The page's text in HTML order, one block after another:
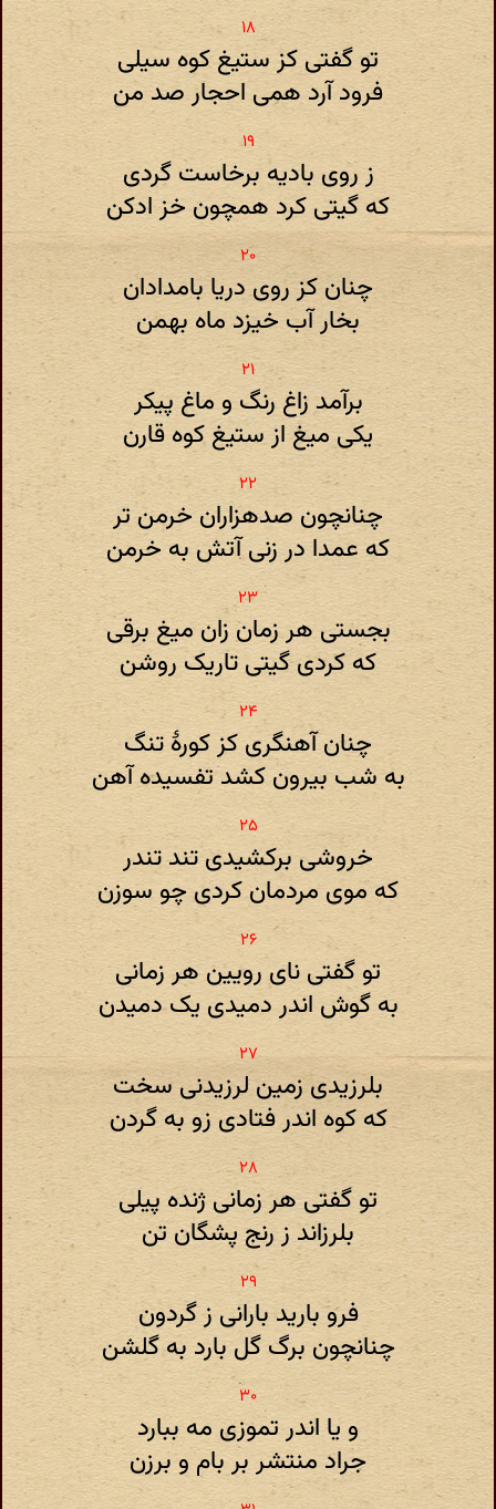
تو گفتی کز ستیغ کوه سیلی
فرود آرد همی احجار صد من
ز روی بادیه برخاست گردی
که گیتی کرد همچون خز ادکن
چنان کز روی دریا بامدادان
بخار آب خیزد ماه بهمن
برآمد زاغ رنگ و ماغ پیکر
یکی میغ از ستیغ کوه قارن
چنانچون صدهزاران خرمن تر
که عمدا در زنی آتش به خرمن
بجستی هر زمان زان میغ برقی
که کردی گیتی تاریک روشن
چنان آهنگری کز کورهٔ تنگ
به شب بیرون کشد تفسیده آهن
خروشی برکشیدی تند تندر
که موی مردمان کردی چو سوزن
تو گفتی نای رویین هر زمانی
به گوش اندر دمیدی یک دمیدن
بلرزیدی زمین لرزیدنی سخت
که کوه اندر فتادی زو به گردن
تو گفتی هر زمانی ژنده پیلی
بلرزاند ز رنج پشگان تن
فرو بارید بارانی ز گردون
چنانچون برگ گل بارد به گلشن
و یا اندر تموزی مه ببارد
جراد منتشر بر بام و برزن